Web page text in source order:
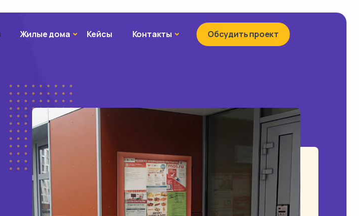
Жилые домаЖилые дома
Кейсы Контакты КонтактыОбсудить проект